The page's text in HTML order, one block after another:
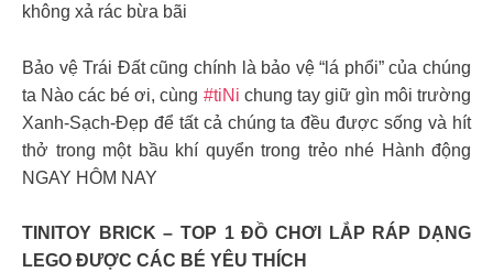
không xả rác bừa bãi
Bảo vệ Trái Đất cũng chính là bảo vệ “lá phổi” của chúng
ta Nào các bé ơi, cùng #tiNi chung tay giữ gìn môi trường
Xanh-Sạch-Đẹp để tất cả chúng ta đều được sống và hít
thở trong một bầu khí quyển trong trẻo nhé Hành động
NGAY HÔM NAY
TINITOY BRICK – TOP 1 ĐỒ CHƠI LẮP RÁP DẠNG
LEGO ĐƯỢC CÁC BÉ YÊU THÍCH